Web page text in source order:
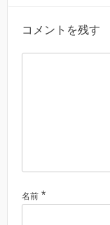
コメントを残す
名前 *